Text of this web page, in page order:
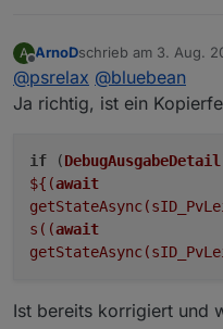
A
Offline
ArnoDschrieb am 3. Aug.
zuletzt editiert von
@psrelax @bluebean
Ja richtig, ist ein
if (DebugAusgabeDetail
${(await
s((await
Ist bereits korrigiert und